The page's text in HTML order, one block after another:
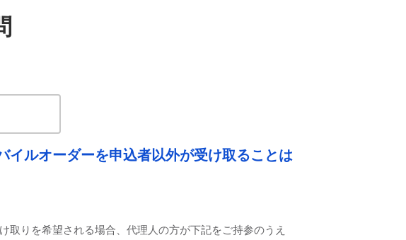
イルオーダーを申込者以外が受け取ることは
取りを希望される場合、代理人の方が下記をご持参のうえ